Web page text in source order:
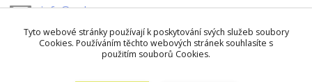
info@polezu.cz
Tyto webové stránky používají k poskytování svých služeb soubory
Cookies. Používáním těchto webových stránek souhlasíte s
použitím souborů Cookies.